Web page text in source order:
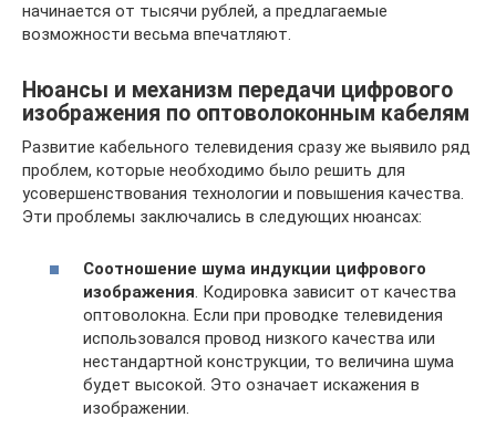
начинается от тысячи рублей, а предлагаемые
возможности весьма впечатляют.
Нюансы и механизм передачи цифрового
изображения по оптоволоконным кабелям
Развитие кабельного телевидения сразу же выявило ряд
проблем, которые необходимо было решить для
усовершенствования технологии и повышения качества.
Эти проблемы заключались в следующих нюансах:
Соотношение шума индукции цифрового
изображения . Кодировка зависит от качества
оптоволокна. Если при проводке телевидения
использовался провод низкого качества или
нестандартной конструкции, то величина шума
будет высокой. Это означает искажения в
изображении.